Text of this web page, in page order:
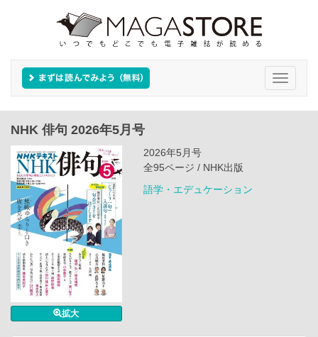
Toggle
NHK 俳句 2026年5月号
拡大
2026年5月号
全95ページ / NHK出版
語学・エデュケーション